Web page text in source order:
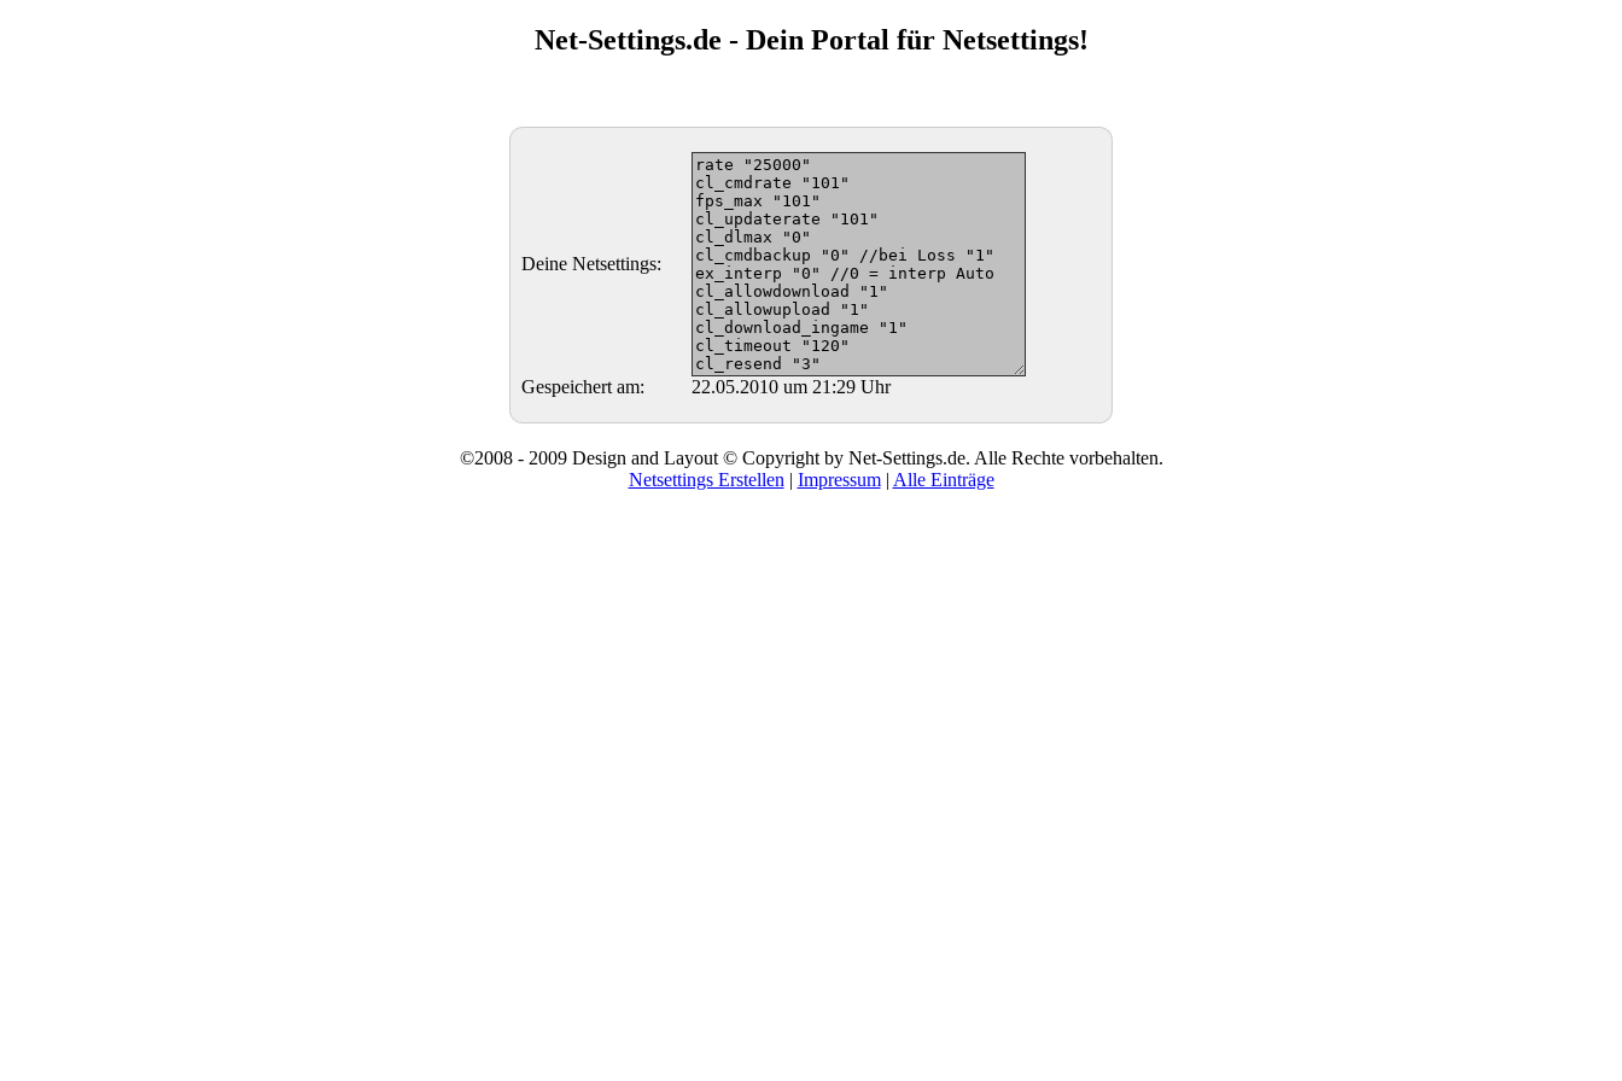
Net-Settings.de - Dein Portal für Netsettings!
Deine Netsettings:
Gespeichert am: 22.05.2010 um 21:29 Uhr
©2008 - 2009 Design and Layout © Copyright by Net-Settings.de. Alle Rechte vorbehalten.
Netsettings Erstellen | Impressum| Alle Einträge